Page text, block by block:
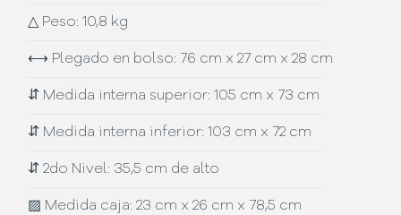
△ Peso: 10,8 kg
⟷ Plegado en bolso: 76 cm x 27 cm x 28 cm
⇵ Medida interna superior: 105 cm x 73 cm
⇵ Medida interna inferior: 103 cm x 72 cm
⇵2do Nivel: 35,5 cm de alto
▨ Medida caja: 23 cm x 26 cm x 78,5 cm